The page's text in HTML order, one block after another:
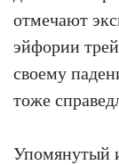
отмечают
эйфории
своему
тоже
Упомянутый